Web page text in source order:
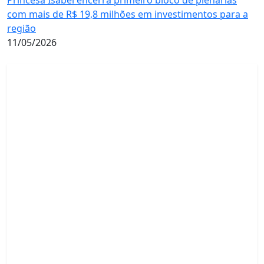
com mais de R$ 19,8 milhões em investimentos para a
região
11/05/2026